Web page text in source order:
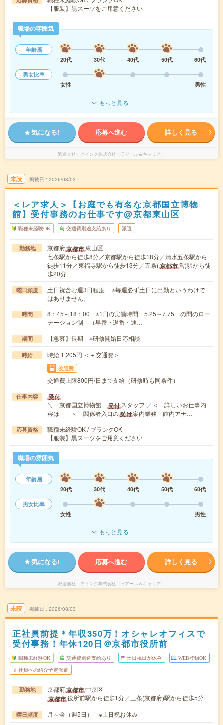
【服装】黒スーツをご用意ください
職場の雰囲気
年齢層
20代
30代 40代 50代
60代
男女比率
女性
男性
もっと見る
気になる! 応募へ進む 詳しく見る
派遣会社 アイング株式会社（旧アール＆キャリア）
未読 掲載日 2026/08/03
＜レア求人＞【お庭でも有名な京都国立博物
館】受付事務のお仕事です@京都東山区
職種未経験OK 交通費別途支給あり 派遣
勤務地 京都府京都市東山区
七条駅から徒歩8分／京都駅から徒歩18分／清水五条駅から
徒歩11分／東福寺駅から徒歩13分／五条(京都市営)駅から徒
歩20分
曜日頻度
土日祝含む週3日程度 ※毎週必ず土日に出勤というわけで
はありません。
時間
8：45～18：00 ※1日の実働時間 5.25～7.75 の間のロー
テーション制 （早番・遅番・通…
期間 【急募】長期 ※研修開始日応相談
時給 時給 1,205円 ＜＋交通費＞
交通費
交通費上限800円/日まで支給（研修時も同条件）
仕事内容 受付
＼ 京都国立博物館 受付 スタッフ ／＜ 詳しいお仕事内
容は・・＞・関係者入口の受付案内業務・館内アナ…
応募資格
職種未経験OK / ブランクOK
【服装】黒スーツをご用意ください
職場の雰囲気
年齢層
20代
30代 40代 50代
60代
男女比率
女性
男性
もっと見る
気になる! 応募へ進む 詳しく見る
派遣会社 アイング株式会社（旧アール＆キャリア）
未読 掲載日 2026/08/03
正社員前提＊年収350万！オシャレオフィスで
受付事務！年休120日＠京都市役所前
職種未経験OK 交通費別途支給あり 土日祝日が休み WEB登録OK
正社員への紹介予定派遣
勤務地 京都府京都市中京区
京都市役所前駅から徒歩1分／三条(京都府)駅から徒歩5分
曜日頻度 月～金（週5日） ※土日祝お休み